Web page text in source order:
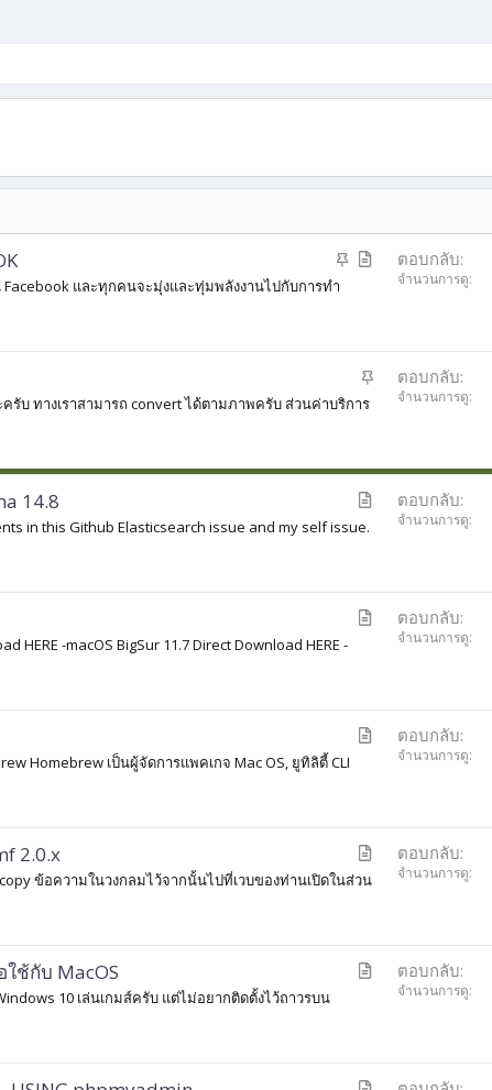
ปั
ด
า
ม
และทุกคนจะมุ่งและทุ่มพลังงานไปกับการทำ
ตอบกลับ
จำนวนการดู
ปั
ด
บ ทางเราสามารถ convert ได้ตามภาพครับ ส่วนค่าบริการ
ตอบกลับ
จำนวนการดู
า
14.8
in this Github Elasticsearch issue and my self issue.
ตอบกลับ
จำนวนการดู
า
HERE -macOS BigSur 11.7 Direct Download HERE -
ตอบกลับ
จำนวนการดู
า
Homebrew เป็นผู้จัดการแพคเกจ Mac OS, ยูทิลิตี้ CLI
ตอบกลับ
จำนวนการดู
า
2.0.x
ข้อความในวงกลมไว้จากนั้นไปที่เวบของท่านเปิดในส่วน
ตอบกลับ
จำนวนการดู
า
ช้กับ MacOS
10 เล่นเกมส์ครับ แต่ไม่อยากติดตั้งไว้ถาวรบน
ตอบกลับ
จำนวนการดู